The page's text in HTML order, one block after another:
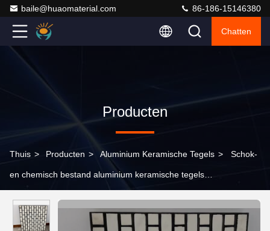
baile@huaomaterial.com 86-186-15146380
Chatten
Producten
Thuis > Producten > Aluminium Keramische Tegels > Schok-
en chemisch bestand aluminium keramische tegels